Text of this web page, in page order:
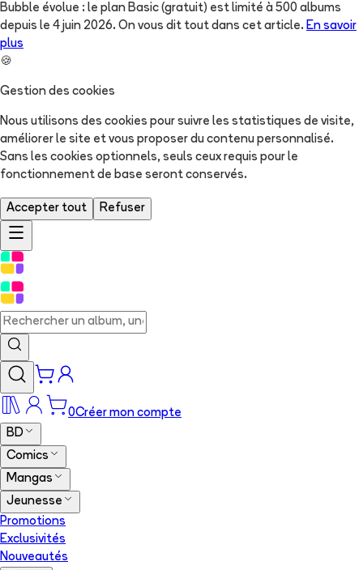
Bubble évolue : le plan Basic (gratuit) est limité à 500 albums
depuis le 4 juin 2026. On vous dit tout dans cet article. En savoir
plus
🍪
Gestion des cookies
Nous utilisons des cookies pour suivre les statistiques de visite,
améliorer le site et vous proposer du contenu personnalisé.
Sans les cookies optionnels, seuls ceux requis pour le
fonctionnement de base seront conservés.
Accepter tout Refuser
0Créer mon compte
BD
Comics
Mangas
Jeunesse
Promotions
Exclusivités
Nouveautés